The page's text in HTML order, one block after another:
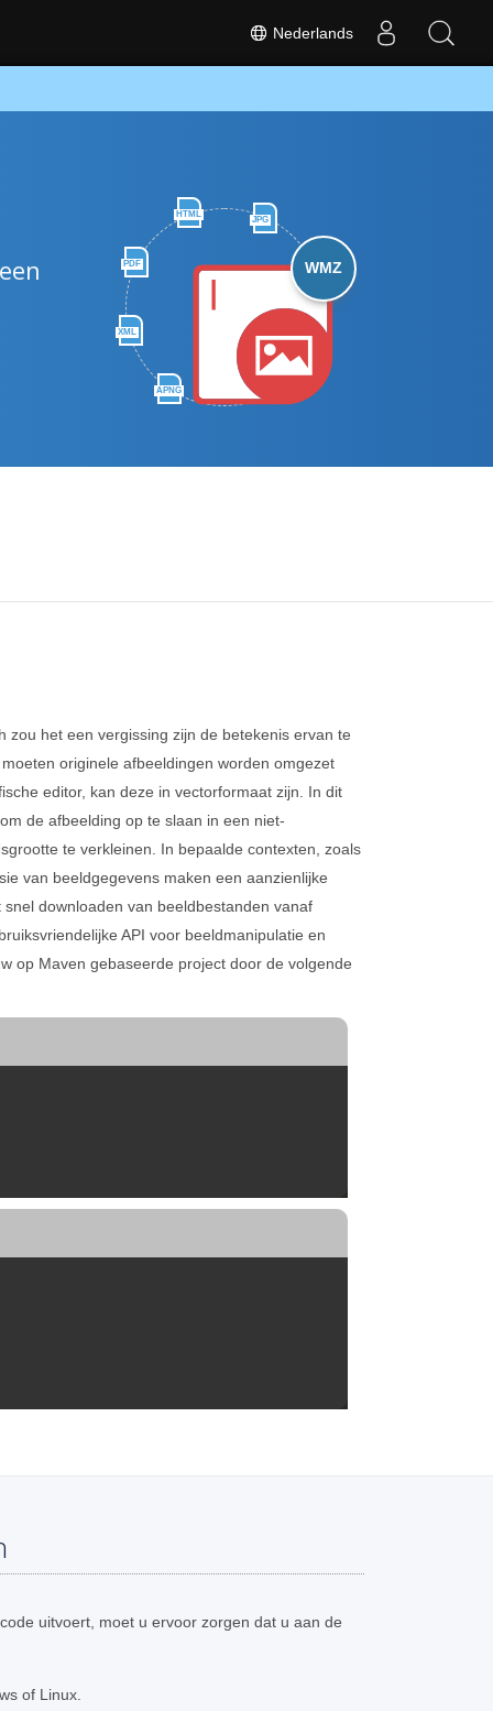
Nederlands
HTML
JPG
PDF
XML
APNG
WMZ
het een vergissing zijn de betekenis ervan te
originele afbeeldingen worden omgezet
editor, kan deze in vectorformaat zijn. In dit
de afbeelding op te slaan in een niet-
te verkleinen. In bepaalde contexten, zoals
van beeldgegevens maken een aanzienlijke
downloaden van beeldbestanden vanaf
API voor beeldmanipulatie en
op Maven gebaseerde project door de volgende
uitvoert, moet u ervoor zorgen dat u aan de
of Linux.